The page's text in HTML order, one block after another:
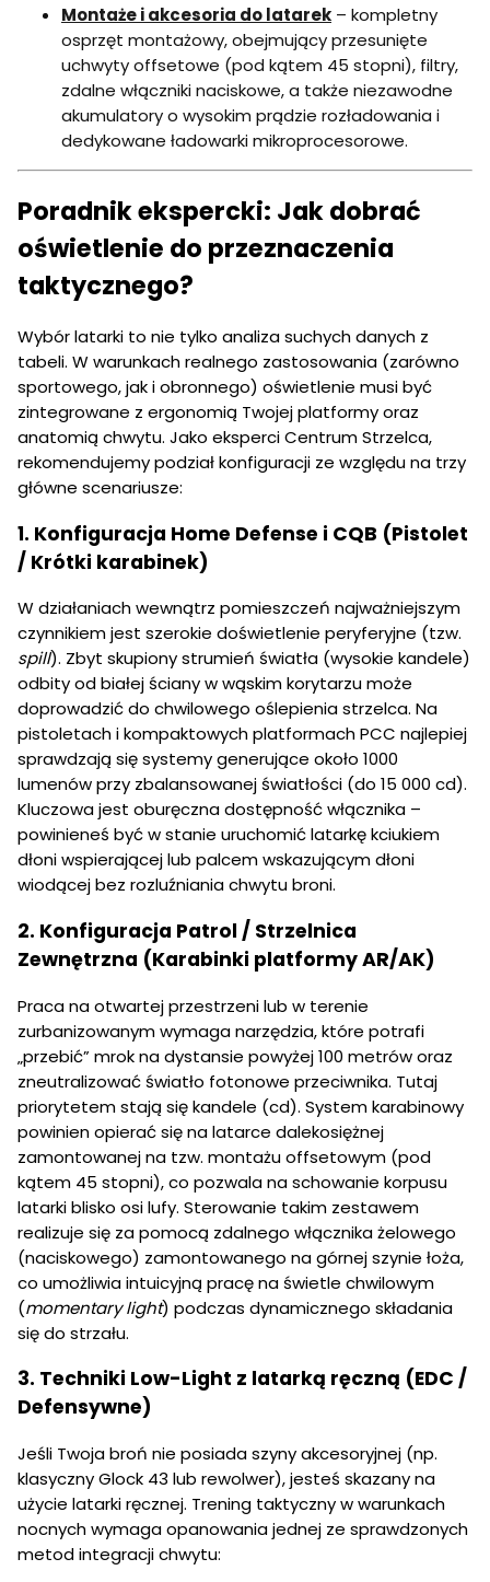
Montaże i akcesoria do latarek – kompletny
osprzęt montażowy, obejmujący przesunięte
uchwyty offsetowe (pod kątem 45 stopni), filtry,
zdalne włączniki naciskowe, a także niezawodne
akumulatory o wysokim prądzie rozładowania i
dedykowane ładowarki mikroprocesorowe.
Poradnik ekspercki: Jak dobrać
oświetlenie do przeznaczenia
taktycznego?
Wybór latarki to nie tylko analiza suchych danych z
tabeli. W warunkach realnego zastosowania (zarówno
sportowego, jak i obronnego) oświetlenie musi być
zintegrowane z ergonomią Twojej platformy oraz
anatomią chwytu. Jako eksperci Centrum Strzelca,
rekomendujemy podział konfiguracji ze względu na trzy
główne scenariusze:
1. Konfiguracja Home Defense i CQB (Pistolet
/ Krótki karabinek)
W działaniach wewnątrz pomieszczeń najważniejszym
czynnikiem jest szerokie doświetlenie peryferyjne (tzw.
spill). Zbyt skupiony strumień światła (wysokie kandele)
odbity od białej ściany w wąskim korytarzu może
doprowadzić do chwilowego oślepienia strzelca. Na
pistoletach i kompaktowych platformach PCC najlepiej
sprawdzają się systemy generujące około 1000
lumenów przy zbalansowanej światłości (do 15 000 cd).
Kluczowa jest oburęczna dostępność włącznika –
powinieneś być w stanie uruchomić latarkę kciukiem
dłoni wspierającej lub palcem wskazującym dłoni
wiodącej bez rozluźniania chwytu broni.
2. Konfiguracja Patrol / Strzelnica
Zewnętrzna (Karabinki platformy AR/AK)
Praca na otwartej przestrzeni lub w terenie
zurbanizowanym wymaga narzędzia, które potrafi
„przebić” mrok na dystansie powyżej 100 metrów oraz
zneutralizować światło fotonowe przeciwnika. Tutaj
priorytetem stają się kandele (cd). System karabinowy
powinien opierać się na latarce dalekosiężnej
zamontowanej na tzw. montażu offsetowym (pod
kątem 45 stopni), co pozwala na schowanie korpusu
latarki blisko osi lufy. Sterowanie takim zestawem
realizuje się za pomocą zdalnego włącznika żelowego
(naciskowego) zamontowanego na górnej szynie łoża,
co umożliwia intuicyjną pracę na świetle chwilowym
(momentary light) podczas dynamicznego składania
się do strzału.
3. Techniki Low-Light z latarką ręczną (EDC /
Defensywne)
Jeśli Twoja broń nie posiada szyny akcesoryjnej (np.
klasyczny Glock 43 lub rewolwer), jesteś skazany na
użycie latarki ręcznej. Trening taktyczny w warunkach
nocnych wymaga opanowania jednej ze sprawdzonych
metod integracji chwytu: